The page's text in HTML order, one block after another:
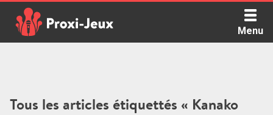
content
Menu
Tous les articles étiquettés « Kanako